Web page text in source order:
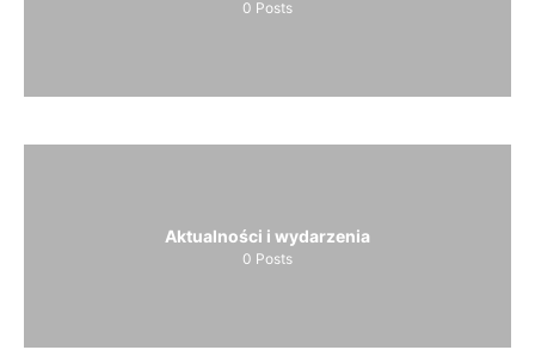
0 Posts
Aktualności i wydarzenia
0 Posts